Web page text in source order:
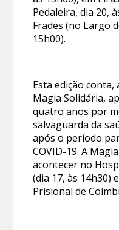
Pedaleira, dia 20,
Frades (no Largo
15h00).
Esta edição
Magia Solidária,
quatro anos por
salvaguarda da
após o período
COVID-19. A
acontecer no
(dia 17, às 14h30)
Prisional de